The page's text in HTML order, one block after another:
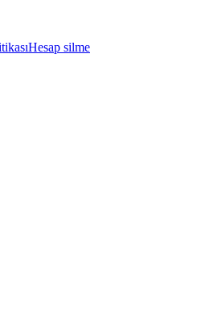
Hesap silme